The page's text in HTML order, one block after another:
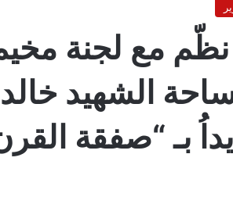
مع لجنة
الشهيد
بـ “صفقة